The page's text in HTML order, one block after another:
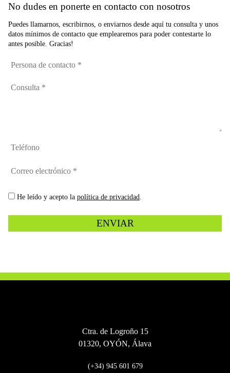
No dudes en ponerte en contacto con nosotros
Puedes llamarnos, escribirnos, o enviarnos desde aquí tu consulta y unos
datos mínimos de contacto que emplearemos para poder contestarte lo
antes posible. Gracias!
Persona
contacto
Consulta
Teléfono
Correo
*
politica
He leído y acepto la política de privacidad
Ctra. de Logroño 15
01320, OYÓN, Álava
(+34) 945 601 679